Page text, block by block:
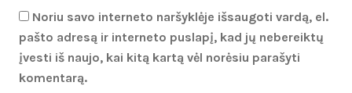
Noriu savo interneto naršyklėje išsaugoti vardą, el.
pašto adresą ir interneto puslapį, kad jų nebereiktų
įvesti iš naujo, kai kitą kartą vėl norėsiu parašyti
komentarą.